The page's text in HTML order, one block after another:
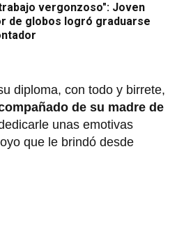
vergonzoso": Joven
de globos logró graduarse
diploma, con todo y birrete,
de su madre de
unas emotivas
que le brindó desde